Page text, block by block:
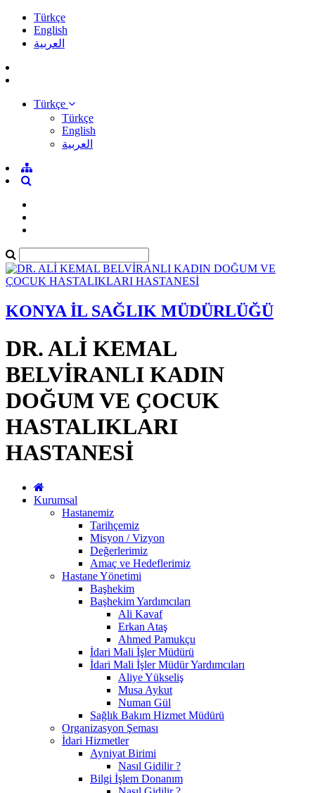
Türkçe
English
العربية
Türkçe
Türkçe
English
العربية
KONYA İL SAĞLIK MÜDÜRLÜĞÜ
DR. ALİ KEMAL
BELVİRANLI KADIN
DOĞUM VE ÇOCUK
HASTALIKLARI
HASTANESİ
Kurumsal
Hastanemiz
Tarihçemiz
Misyon / Vizyon
Değerlerimiz
Amaç ve Hedeflerimiz
Hastane Yönetimi
Başhekim
Başhekim Yardımcıları
Ali Kavaf
Erkan Ataş
Ahmed Pamukçu
İdari Mali İşler Müdürü
İdari Mali İşler Müdür Yardımcıları
Aliye Yükseliş
Musa Aykut
Numan Gül
Sağlık Bakım Hizmet Müdürü
Organizasyon Şeması
İdari Hizmetler
Ayniyat Birimi
Nasıl Gidilir ?
Bilgi İşlem Donanım